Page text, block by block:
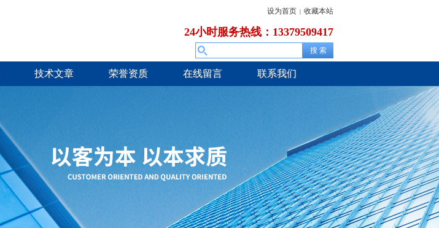
设为首页 | 收藏本站
24小时服务热线：13379509417
技术文章 荣誉资质 在线留言 联系我们